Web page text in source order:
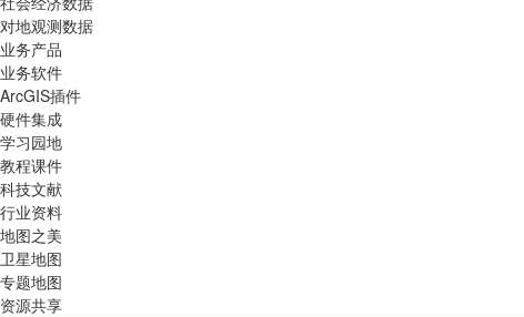
对地观测数据
业务产品
业务软件
ArcGIS插件
硬件集成
学习园地
教程课件
科技文献
行业资料
地图之美
卫星地图
专题地图
资源共享